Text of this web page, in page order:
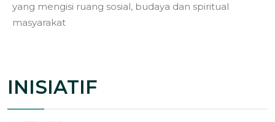
yang mengisi ruang sosial, budaya dan spiritual
masyarakat
INISIATIF